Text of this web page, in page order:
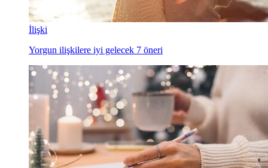
İlişki
Yorgun ilişkilere iyi gelecek 7 öneri